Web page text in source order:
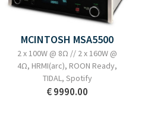
MCINTOSH MSA5500
2 x 100W @ 8Ω // 2 x 160W @
4Ω, HRMI(arc), ROON Ready,
TIDAL, Spotify
€ 9990.00